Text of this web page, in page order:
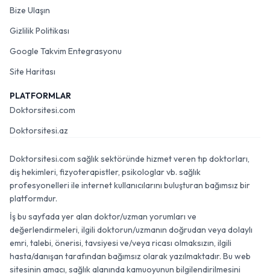
Bize Ulaşın
Gizlilik Politikası
Google Takvim Entegrasyonu
Site Haritası
PLATFORMLAR
Doktorsitesi.com
Doktorsitesi.az
Doktorsitesi.com sağlık sektöründe hizmet veren tıp doktorları,
diş hekimleri, fizyoterapistler, psikologlar vb. sağlık
profesyonelleri ile internet kullanıcılarını buluşturan bağımsız bir
platformdur.
İş bu sayfada yer alan doktor/uzman yorumları ve
değerlendirmeleri, ilgili doktorun/uzmanın doğrudan veya dolaylı
emri, talebi, önerisi, tavsiyesi ve/veya ricası olmaksızın, ilgili
hasta/danışan tarafından bağımsız olarak yazılmaktadır. Bu web
sitesinin amacı, sağlık alanında kamuoyunun bilgilendirilmesini